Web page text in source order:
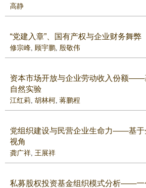
高静
“党建入章”、国有产权与企业财务舞弊
修宗峰 顾宇鹏 殷敬伟
资本市场开放与企业劳动收入份额——
自然实验
江红莉 胡林柯 蒋鹏程
党组织建设与民营企业生命力——基于
视角
龚广祥 王展祥
私募股权投资基金组织模式分析——一